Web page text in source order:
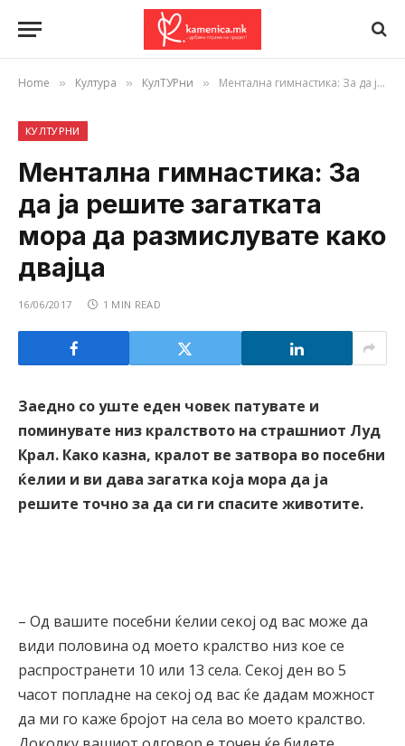
Home » Култура » КулТУРни » Ментална гимнастика: За да ја решите загатката мора да размислувате како двајца
КУЛТУРНИ
Ментална гимнастика: За
да ја решите загатката
мора да размислувате како
двајца
16/06/2017 1 MIN READ
Заедно со уште еден човек патувате и
поминувате низ кралството на страшниот Луд
Крал. Како казна, кралот ве затвора во посебни
ќелии и ви дава загатка која мора да ја
решите точно за да си ги спасите животите.
– Од вашите посебни ќелии секој од вас може да
види половина од моето кралство низ кое се
распространети 10 или 13 села. Секој ден во 5
часот попладне на секој од вас ќе дадам можност
да ми го каже бројот на села во моето кралство.